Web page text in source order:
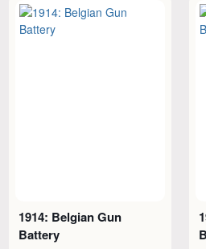
1914: Belgian Gun
Battery